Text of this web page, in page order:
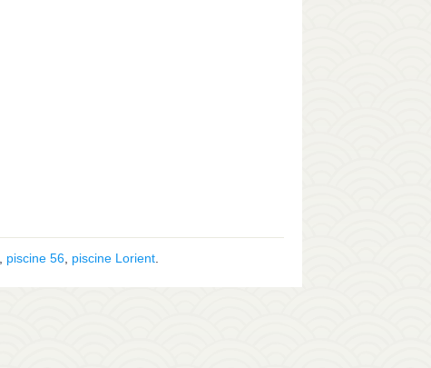
piscine 56 piscine Lorient